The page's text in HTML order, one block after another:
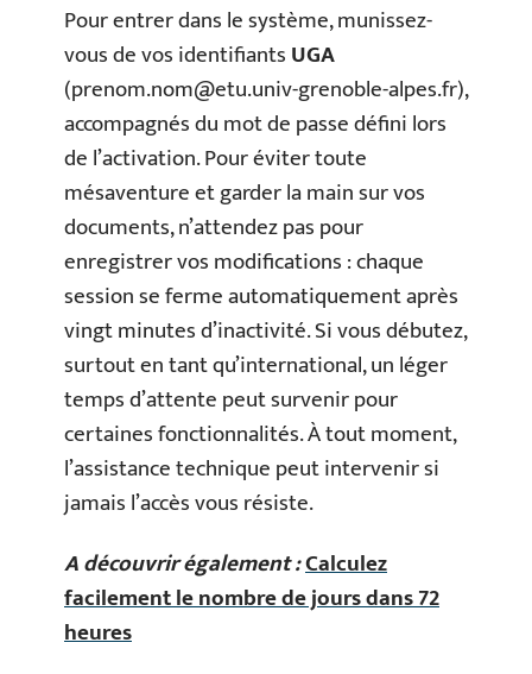
Pour entrer dans le système, munissez-
vous de vos identifiantsUGA
(prenom.nom@etu.univ-grenoble-alpes.fr),
accompagnés du mot de passe défini lors
de l’activation. Pour éviter toute
mésaventure et garder la main sur vos
documents, n’attendez pas pour
enregistrer vos modifications : chaque
session se ferme automatiquement après
vingt minutes d’inactivité. Si vous débutez,
surtout en tant qu’international, un léger
temps d’attente peut survenir pour
certaines fonctionnalités. À tout moment,
l’assistance technique peut intervenir si
jamais l’accès vous résiste.
A découvrir également :Calculez
facilement le nombre de jours dans 72
heures